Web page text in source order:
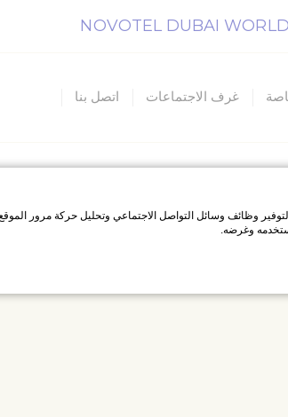
وظائف وسائل التواصل الاجتماعي وتحليل حركة مرور
وغرضه.
التي تستخدمها موقع الويب لتعزيز تجربة المستخدم.اقبل جميع
NOVOTEL DUBAI
غرف الاجتماعات اتصل بنا